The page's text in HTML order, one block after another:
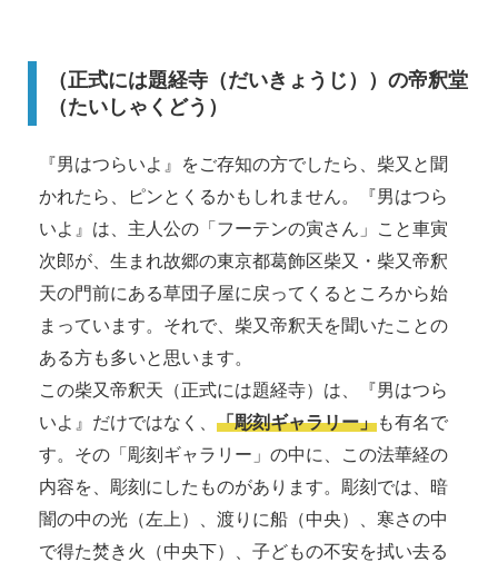
（正式には題経寺（だいきょうじ））の帝釈堂
（たいしゃくどう）
『男はつらいよ』をご存知の方でしたら、柴又と聞
かれたら、ピンとくるかもしれません。『男はつら
いよ』は、主人公の「フーテンの寅さん」こと車寅
次郎が、生まれ故郷の東京都葛飾区柴又・柴又帝釈
天の門前にある草団子屋に戻ってくるところから始
まっています。それで、柴又帝釈天を聞いたことの
ある方も多いと思います。
この柴又帝釈天（正式には題経寺）は、『男はつら
いよ』だけではなく、 「彫刻ギャラリー」も有名で
す。その「彫刻ギャラリー」の中に、この法華経の
内容を、彫刻にしたものがあります。彫刻では、暗
闇の中の光（左上）、渡りに船（中央）、寒さの中
で得た焚き火（中央下）、子どもの不安を拭い去る